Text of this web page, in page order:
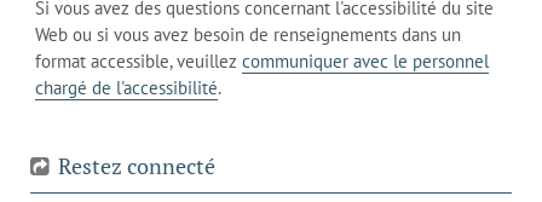
votre
téléphone
client
de
votre
l'onglet
actuel
Si vous avez des questions concernant l'accessibilité du site
Web ou si vous avez besoin de renseignements dans un
format accessible, veuillez communiquer avec le personnel
chargé de l'accessibilité.
Restez connecté